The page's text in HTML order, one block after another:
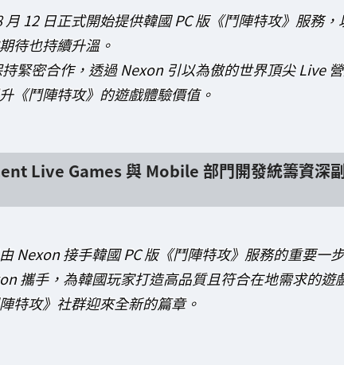
12 日正式開始提供韓國 PC 版《鬥陣特攻》服務
待也持續升溫。
緊密合作，透過 Nexon 引以為傲的世界頂尖 Live
《鬥陣特攻》的遊戲體驗價值。
Live Games 與 Mobile 部門開發統籌資深
Nexon 接手韓國 PC 版《鬥陣特攻》服務的重要一
攜手，為韓國玩家打造高品質且符合在地需求的遊
特攻》社群迎來全新的篇章。